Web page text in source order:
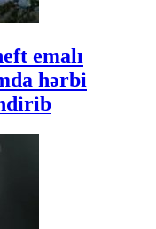
emalı
hərbi